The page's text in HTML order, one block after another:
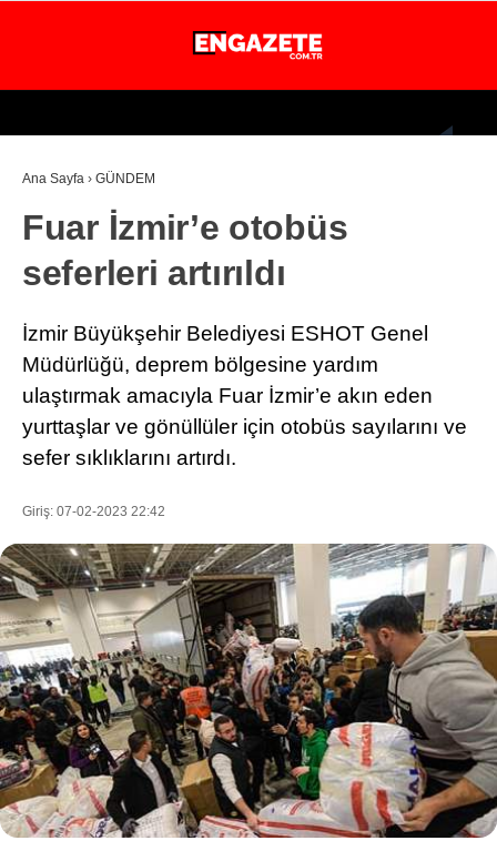
WhatsApp İhbar Hattı
Facebook
Instagram
30.1
İSTANBUL
GÜNDEM
EKONOMİ
DÜNYA
SPOR
SAĞLIK
TEKNOLOJİ
Ana Sayfa › GÜNDEM
Fuar İzmir’e otobüs
seferleri artırıldı
İzmir Büyükşehir Belediyesi ESHOT Genel
Müdürlüğü, deprem bölgesine yardım
ulaştırmak amacıyla Fuar İzmir’e akın eden
yurttaşlar ve gönüllüler için otobüs sayılarını ve
sefer sıklıklarını artırdı.
Giriş: 07-02-2023 22:42